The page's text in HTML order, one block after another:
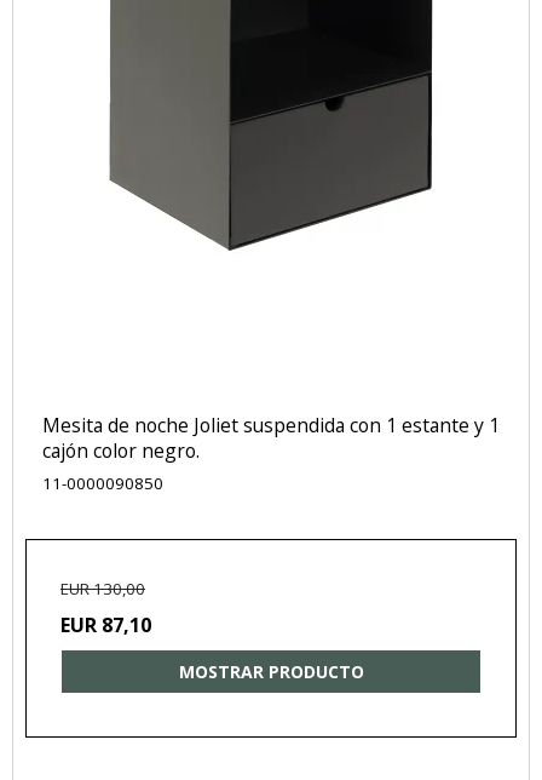
Mesita de noche Joliet suspendida con 1 estante y 1
cajón color negro.
11-0000090850
EUR 130,00
EUR 87,10
MOSTRAR PRODUCTO